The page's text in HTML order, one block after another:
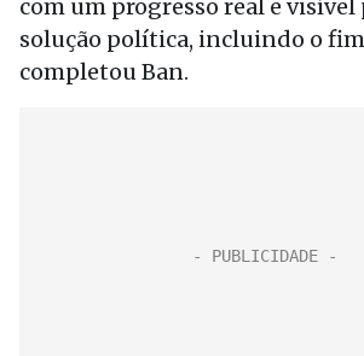
com um progresso real e visível
solução política, incluindo o fim
completou Ban.